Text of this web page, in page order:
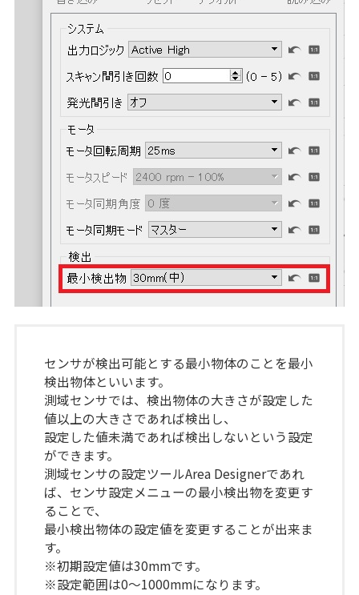
センサが検出可能とする最小物体のことを最小
検出物体といいます。
測域センサでは、検出物体の大きさが設定した
値以上の大きさであれば検出し、
設定した値未満であれば検出しないという設定
ができます。
測域センサの設定ツールArea Designerであれ
ば、センサ設定メニューの最小検出物を変更す
ることで、
最小検出物体の設定値を変更することが出来ま
す。
※初期設定値は30mmです。
※設定範囲は0～1000mmになります。